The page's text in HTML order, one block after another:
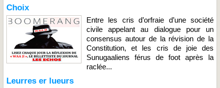
Choix
Entre les cris d’orfraie d’une société
civile appelant au dialogue pour un
consensus autour de la révision de la
Constitution, et les cris de joie des
Sunugaaliens férus de foot après la
raclée...
Leurres er lueurs